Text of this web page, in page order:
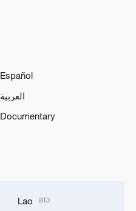
Español
العربية
Documentary
Lao ລາວ